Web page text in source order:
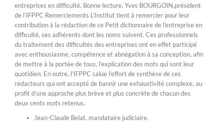
entreprises en difficulté. Bonne lecture. Yves BOURGOIN,président
de l’IFPPC Remerciements L’Institut tient à remercier pour leur
contribution à la rédaction de ce Petit dictionnaire de l'entreprise en
difficulté, ses adhérents dont les noms suivent. Ces professionnels
du traitement des difficultés des entreprises ont en effet participé
avec enthousiasme, compétence et abnégation à sa conception, afin
de mettre à la portée de tous, l’explication des mots qui sont leur
quotidien. En outre, l’IFPPC salue l’effort de synthèse de ces
rédacteurs qui ont accepté de bannir une exhaustivité complexe, au
profit d’une approche plus brève et plus concrète de chacun des
deux cents mots retenus.
Jean-Claude Belat, mandataire judiciaire.